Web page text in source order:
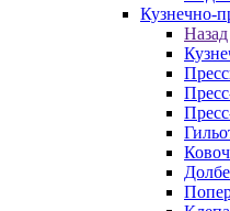
Кузнечно-
Назад